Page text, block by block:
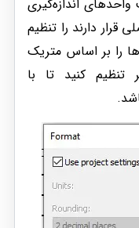
اندازه‌گیری
دارند را تنظیم
را بر اساس متریک
تنظیم کنید تا با